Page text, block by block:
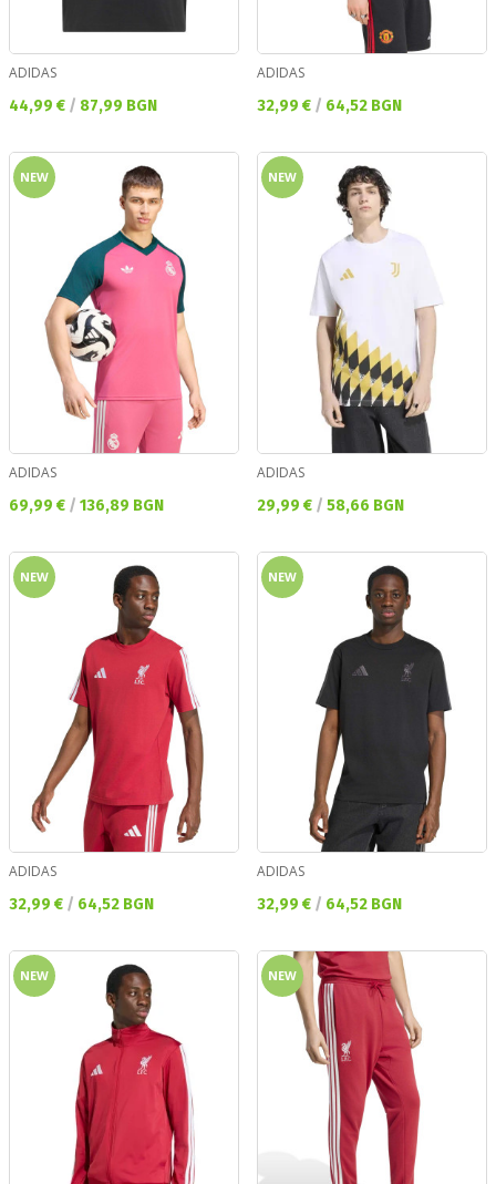
ADIDAS
Текуща цена:
44,99 € / 87,99 BGN
ADIDAS
Текуща цена:
32,99 € / 64,52 BGN
NEW
ADIDAS
Текуща цена:
69,99 € / 136,89 BGN
NEW
ADIDAS
Текуща цена:
29,99 € / 58,66 BGN
NEW
ADIDAS
Текуща цена:
32,99 € / 64,52 BGN
NEW
ADIDAS
Текуща цена:
32,99 € / 64,52 BGN
NEW NEW